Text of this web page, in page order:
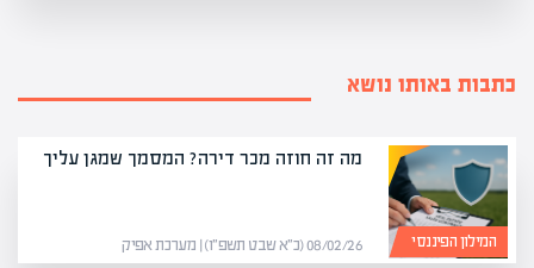
כתבות באותו נושא
המילון הפיננסי
מה זה חוזה מכר דירה? המסמך שמגן עליך
08/02/26 (כ״א שבט תשפ״ו) | מערכת אפיק